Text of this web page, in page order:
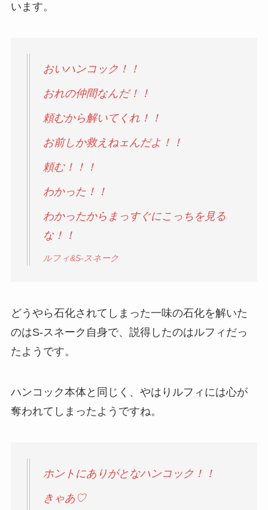
います。
おいハンコック！！
おれの仲間なんだ！！
頼むから解いてくれ！！
お前しか救えねェんだよ！！
頼む！！！
わかった！！
わかったからまっすぐにこっちを見る
な！！
ルフィ&S-スネーク
どうやら石化されてしまった一味の石化を解いた
のはS-スネーク自身で、説得したのはルフィだっ
たようです。
ハンコック本体と同じく、やはりルフィには心が
奪われてしまったようですね。
ホントにありがとなハンコック！！
きゃあ♡